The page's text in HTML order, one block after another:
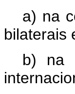
a) na
bilaterais
b) na